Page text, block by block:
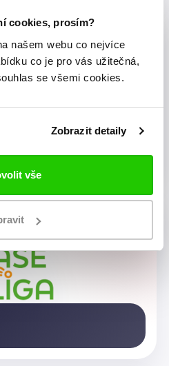
cookies, prosím?
našem webu co nejvíce
co je pro vás užitečná,
se všemi cookies.
Zobrazit detaily
vše